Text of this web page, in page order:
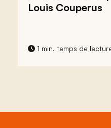
Louis Couperus
1 min. temps de